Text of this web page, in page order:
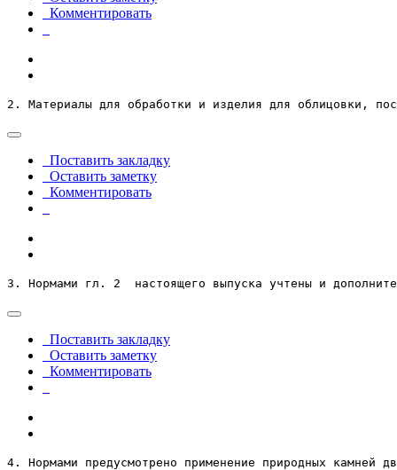
Комментировать
2. Материалы для обработки и изделия для облицовки,
Поставить закладку
Оставить заметку
Комментировать
3. Нормами гл. 2  настоящего выпуска учтены и
Поставить закладку
Оставить заметку
Комментировать
4. Нормами предусмотрено применение природных